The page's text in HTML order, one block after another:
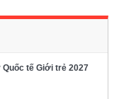
Quốc tế Giới trẻ 2027